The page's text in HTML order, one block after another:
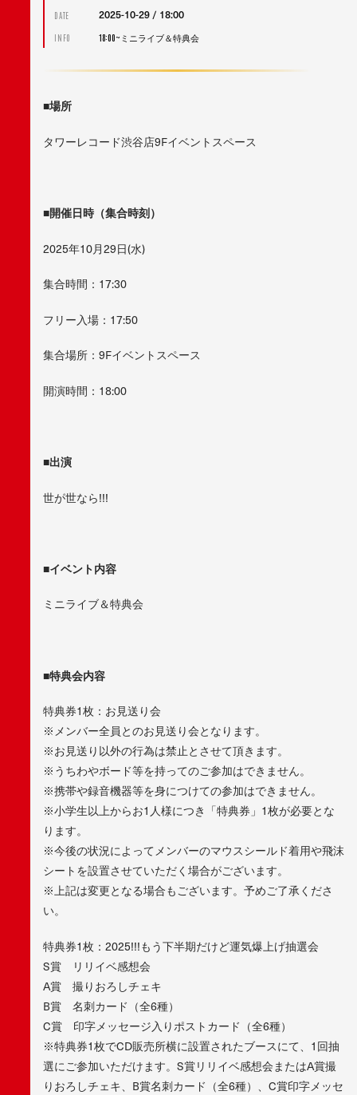
DATE 2025-10-29 / 18:00
INFO 18:00~ミニライブ＆特典会
■場所
タワーレコード渋谷店9Fイベントスペース
■開催日時（集合時刻）
2025年10月29日(水)
集合時間：17:30
フリー入場：17:50
集合場所：9Fイベントスペース
開演時間：18:00
■出演
世が世なら!!!
■イベント内容
ミニライブ＆特典会
■特典会内容
特典券1枚：お見送り会
※メンバー全員とのお見送り会となります。
※お見送り以外の行為は禁止とさせて頂きます。
※うちわやボード等を持ってのご参加はできません。
※携帯や録音機器等を身につけての参加はできません。
※小学生以上からお1人様につき「特典券」1枚が必要とな
ります。
※今後の状況によってメンバーのマウスシールド着用や飛沫
シートを設置させていただく場合がございます。
※上記は変更となる場合もございます。予めご了承くださ
い。
特典券1枚：2025!!!もう下半期だけど運気爆上げ抽選会
S賞 リリイベ感想会
A賞 撮りおろしチェキ
B賞 名刺カード（全6種）
C賞 印字メッセージ入りポストカード（全6種）
※特典券1枚でCD販売所横に設置されたブースにて、1回抽
選にご参加いただけます。S賞リリイベ感想会またはA賞撮
りおろしチェキ、B賞名刺カード（全6種）、C賞印字メッセ